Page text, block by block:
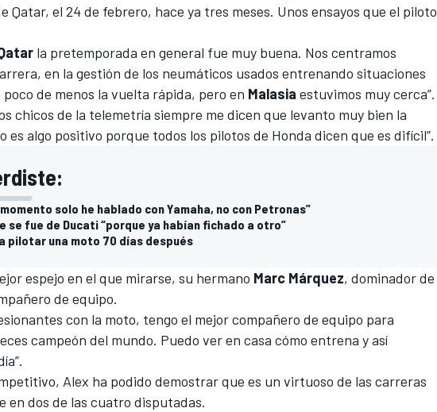
Qatar, el 24 de febrero, hace ya tres meses. Unos ensayos que el piloto
la pretemporada en general fue muy buena. Nos centramos
en la gestión de los neumáticos usados entrenando situaciones
de menos la vuelta rápida, pero en Malasia estuvimos muy cerca”.
chicos de la telemetría siempre me dicen que levanto muy bien la
es algo positivo porque todos los pilotos de Honda dicen que es difícil”.
solo he hablado con Yamaha, no con Petronas”
se fue de Ducati “porque ya habían fichado a otro”
pilotar una moto 70 días después
espejo en el que mirarse, su hermano Marc Márquez, dominador de
de equipo.
con la moto, tengo el mejor compañero de equipo para
campeón del mundo. Puedo ver en casa cómo entrena y así
Alex ha podido demostrar que es un virtuoso de las carreras
en dos de las cuatro disputadas.